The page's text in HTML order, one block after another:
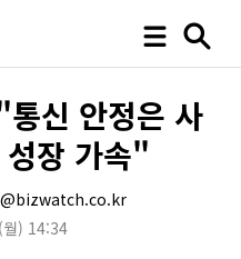
신 안정은 사
장 가속"
(월) 14:34